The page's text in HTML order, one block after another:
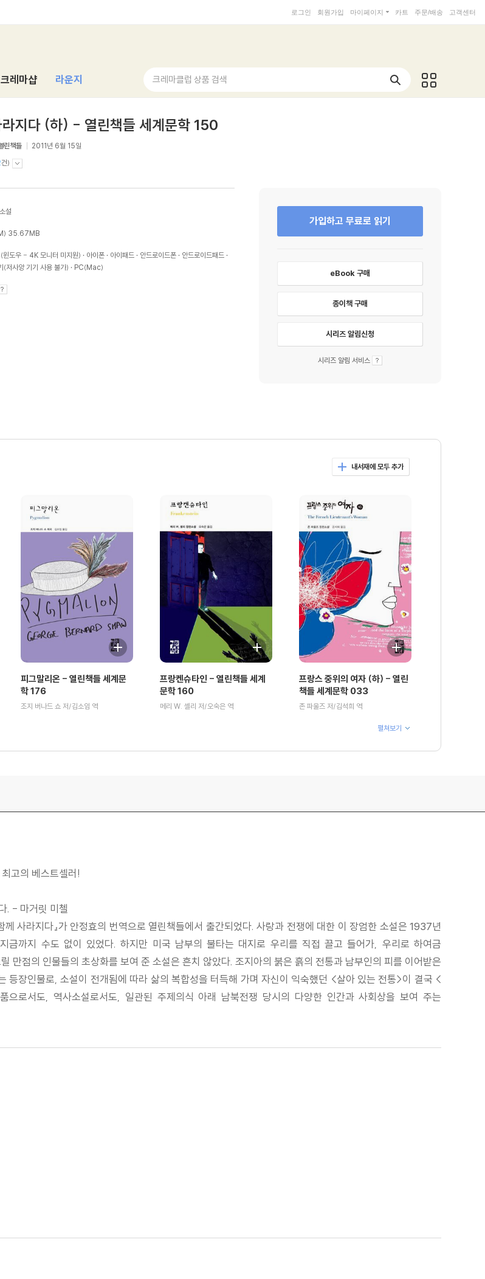
로그인 회원가입 마이페이지 카트 주문/배송 고객센터
크레마샵 라운지 크레마클럽 상품 검색
라지다 (하) - 열린책들 세계문학 150
린책들 2011년 6월 15일
건)
설
35.67MB
윈도우 - 4K 모니터 미지원) 아이폰 아이패드 안드로이드폰
안드로이드패드
(저사양 기기 사용 불가)
PC(Mac)
가입하고 무료로 읽기
eBook 구매
종이책 구매
시리즈 알림신청
시리즈 알림 서비스
내서재에 모두 추가
피그말리온 - 열린책들 세계문
학 176
조지 버나드 쇼 저/김소임 역
프랑켄슈타인 - 열린책들 세계
문학 160
메리 W. 셸리 저/오숙은 역
프랑스 중위의 여자 (하) - 열린
책들 세계문학 033
존 파울즈 저/김석희 역
펼쳐보기
고의 베스트셀러!
. - 마거릿 미첼
사라지다』가 안정효의 번역으로 열린책들에서 출간되었다. 사랑과 전쟁에 대한 이 장엄한 소설은 1937년
금까지 수도 없이 있었다. 하지만 미국 남부의 불타는 대지로 우리를 직접 끌고 들어가, 우리로 하여금
만점의 인물들의 초상화를 보여 준 소설은 흔치 않았다. 조지아의 붉은 흙의 전통과 남부인의 피를 이어받은
등장인물로, 소설이 전개됨에 따라 삶의 복합성을 터득해 가며 자신이 익숙했던 <살아 있는 전통>이 결국 <
로서도, 역사소설로서도, 일관된 주제의식 아래 남북전쟁 당시의 다양한 인간과 사회상을 보여 주는